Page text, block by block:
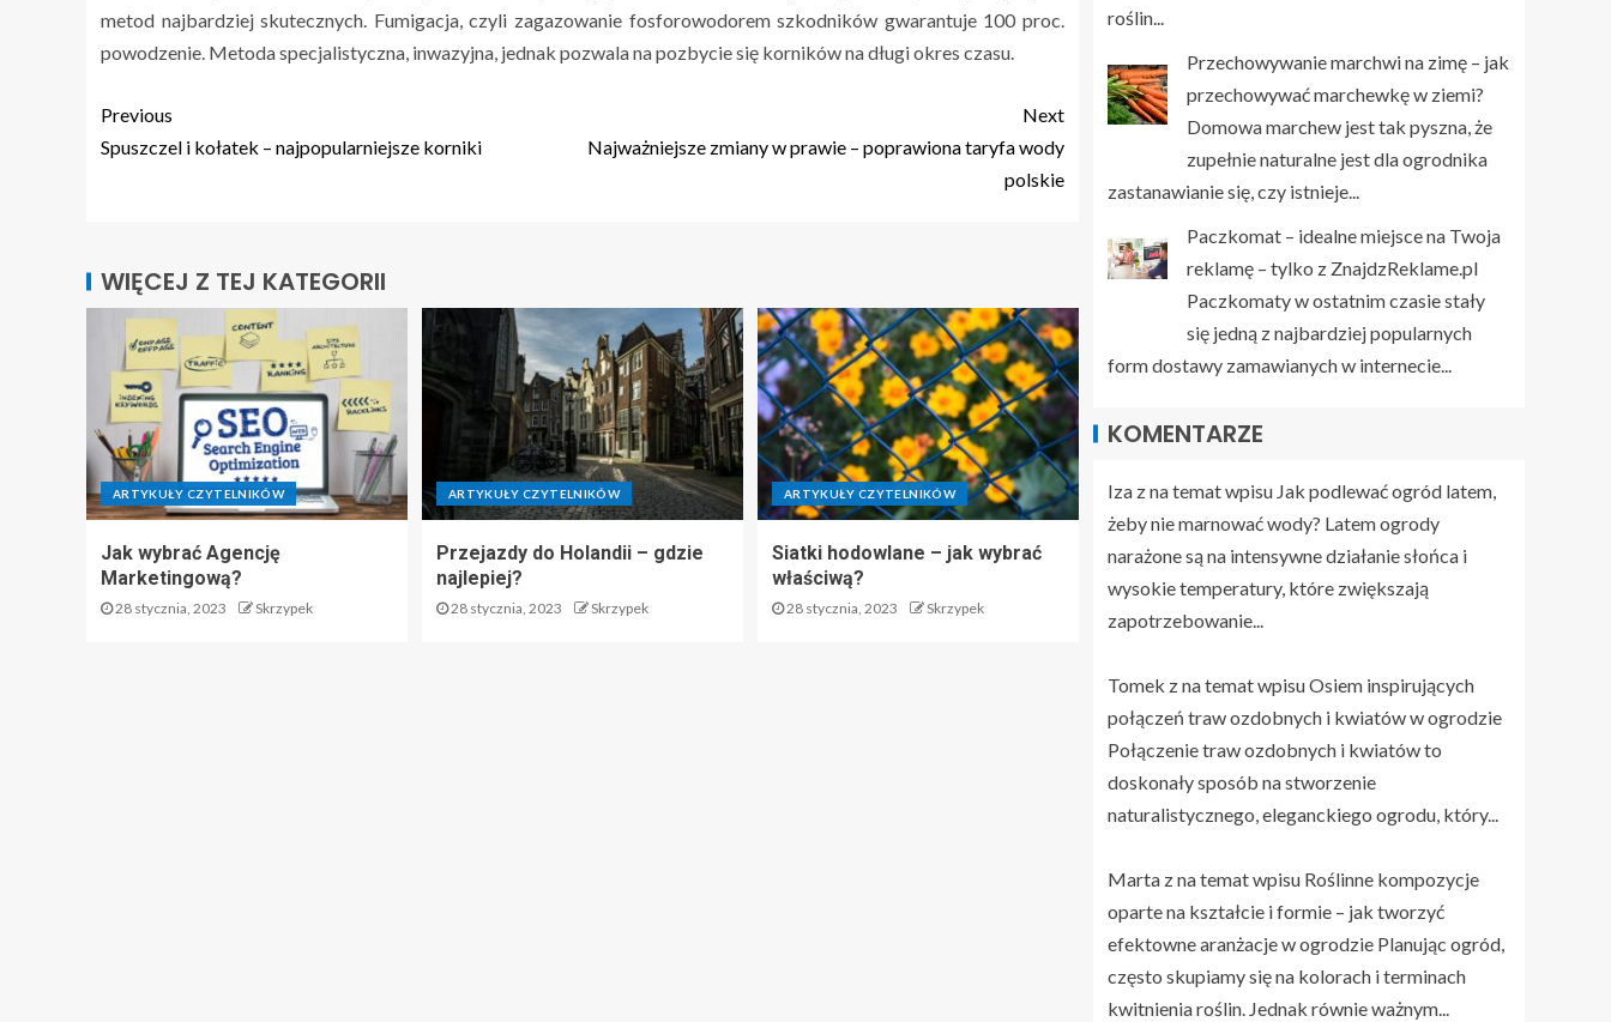
metod najbardziej skutecznych. Fumigacja, czyli zagazowanie fosforowodorem szkodników gwarantuje 100 proc.
powodzenie. Metoda specjalistyczna, inwazyjna, jednak pozwala na pozbycie się korników na długi okres czasu.
Previous
Spuszczel i kołatek – najpopularniejsze korniki
Next
Najważniejsze zmiany w prawie – poprawiona taryfa wody
polskie
WIĘCEJ Z TEJ KATEGORII
ARTYKUŁY CZYTELNIKÓW
Jak wybrać Agencję
Marketingową?
28 stycznia, 2023 Skrzypek
ARTYKUŁY CZYTELNIKÓW
Przejazdy do Holandii – gdzie
najlepiej?
28 stycznia, 2023 Skrzypek
ARTYKUŁY CZYTELNIKÓW
Siatki hodowlane – jak wybrać
właściwą?
28 stycznia, 2023 Skrzypek
roślin...
Przechowywanie marchwi na zimę – jak
przechowywać marchewkę w ziemi?
Domowa marchew jest tak pyszna, że
zupełnie naturalne jest dla ogrodnika
zastanawianie się, czy istnieje...
Paczkomat – idealne miejsce na Twoja
reklamę – tylko z ZnajdzReklame.pl
Paczkomaty w ostatnim czasie stały
się jedną z najbardziej popularnych
form dostawy zamawianych w internecie...
KOMENTARZE
Iza z na temat wpisu Jak podlewać ogród latem,
żeby nie marnować wody? Latem ogrody
narażone są na intensywne działanie słońca i
wysokie temperatury, które zwiększają
zapotrzebowanie...
Tomek z na temat wpisuOsiem inspirujących
połączeń traw ozdobnych i kwiatów w ogrodzie
Połączenie traw ozdobnych i kwiatów to
doskonały sposób na stworzenie
naturalistycznego, eleganckiego ogrodu, który...
Marta z na temat wpisu Roślinne kompozycje
oparte na kształcie i formie – jak tworzyć
efektowne aranżacje w ogrodzie Planując ogród,
często skupiamy się na kolorach i terminach
kwitnienia roślin. Jednak równie ważnym...